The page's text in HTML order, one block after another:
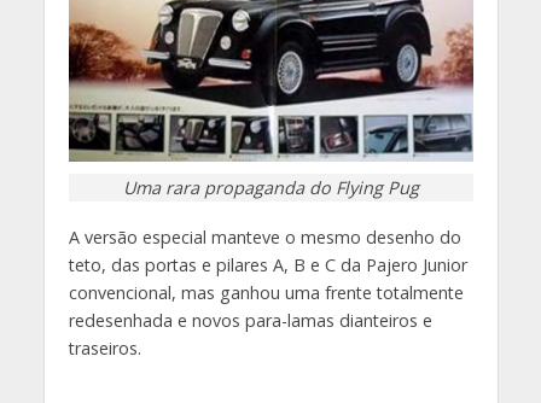
Uma rara propaganda do Flying Pug
A versão especial manteve o mesmo desenho do
teto, das portas e pilares A, B e C da Pajero Junior
convencional, mas ganhou uma frente totalmente
redesenhada e novos para-lamas dianteiros e
traseiros.